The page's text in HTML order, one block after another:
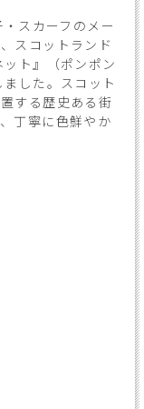
スカーフのメー
スコットランド
ト』（ポンポン
した。スコット
する歴史ある街
丁寧に色鮮やか